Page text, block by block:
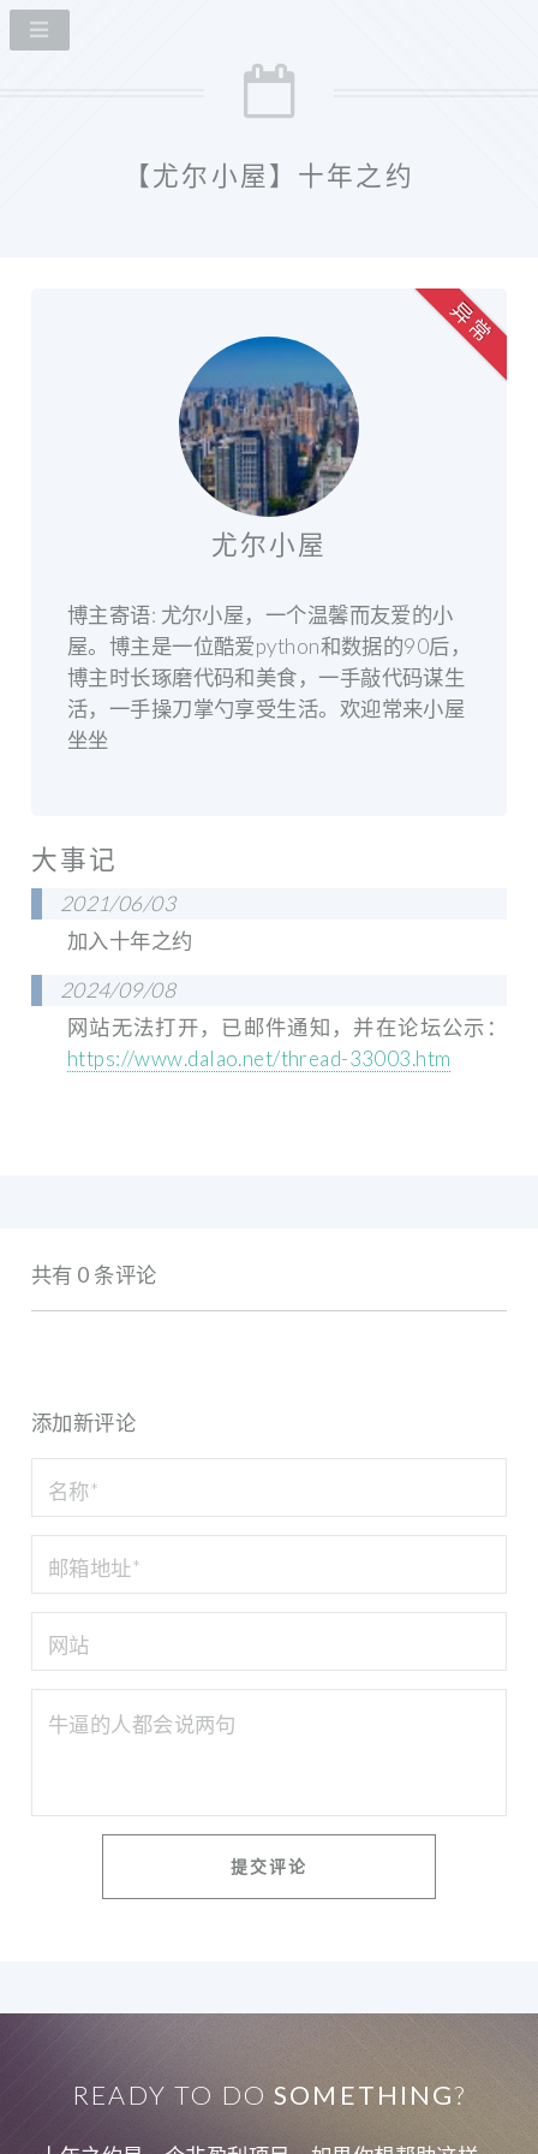
【尤尔小屋】十年之约
尤尔小屋
博主寄语: 尤尔小屋，一个温馨而友爱的小
屋。博主是一位酷爱python和数据的90后，
博主时长琢磨代码和美食，一手敲代码谋生
活，一手操刀掌勺享受生活。欢迎常来小屋
坐坐
异 常
大事记
2021/06/03
加入十年之约
2024/09/08
网站无法打开，已邮件通知，并在论坛公示：
https://www.dalao.net/thread-33003.htm
共有 0 条评论
添加新评论
READY TO DOSOMETHING?